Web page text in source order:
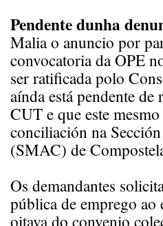
Pendente dunha
Malia o anuncio por
convocatoria da OPE
ser ratificada polo
aínda está pendente
CUT e que este
conciliación na
(SMAC) de
Os demandantes
pública de emprego
oitava do convenio